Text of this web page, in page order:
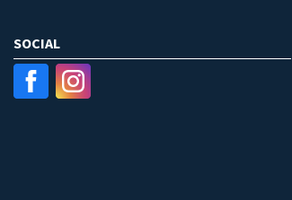
SOCIAL